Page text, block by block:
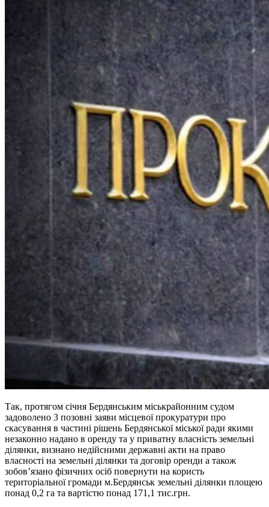
Так, протягом січня Бердянським міськрайонним судом
задоволено 3 позовні заяви місцевої прокуратури про
скасування в частині рішень Бердянської міської ради якими
незаконно надано в оренду та у приватну власність земельні
ділянки, визнано недійсними державні акти на право
власності на земельні ділянки та договір оренди а також
зобов’язано фізичних осіб повернути на користь
територіальної громади м.Бердянськ земельні ділянки площею
понад 0,2 га та вартістю понад 171,1 тис.грн.